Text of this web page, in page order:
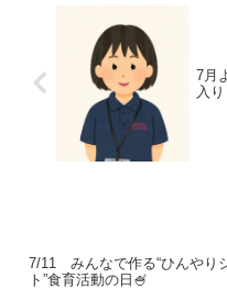
7月
入
7/11 みんなで作る“ひんやり
ト”食育活動の日🍧